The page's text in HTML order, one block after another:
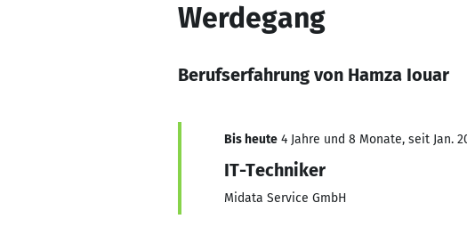
Werdegang
Berufserfahrung von Hamza Iouar
Bis heute 4 Jahre und 8 Monate, seit Jan.
IT-Techniker
Midata Service GmbH